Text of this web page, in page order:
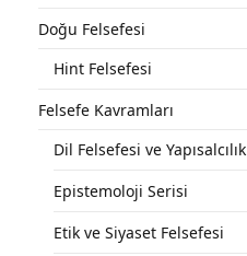
Doğu Felsefesi
Hint Felsefesi
Felsefe Kavramları
Dil Felsefesi ve Yapısalcılık
Epistemoloji Serisi
Etik ve Siyaset Felsefesi